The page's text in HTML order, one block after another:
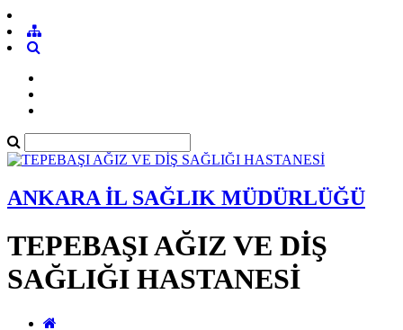
ANKARA İL SAĞLIK MÜDÜRLÜĞÜ
TEPEBAŞI AĞIZ VE DİŞ
SAĞLIĞI HASTANESİ